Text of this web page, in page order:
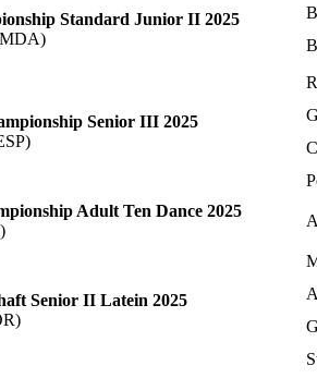
Standard Junior II 2025
Senior III 2025
Adult Ten Dance 2025
Senior II Latein 2025